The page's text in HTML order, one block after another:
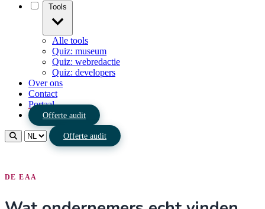
Alle tools
Quiz: museum
Quiz: webredactie
Quiz: developers
Over ons
Contact
Portaal
Offerte audit
Offerte audit
DE EAA